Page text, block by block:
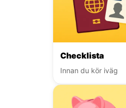
Checklista
Innan du kör iväg